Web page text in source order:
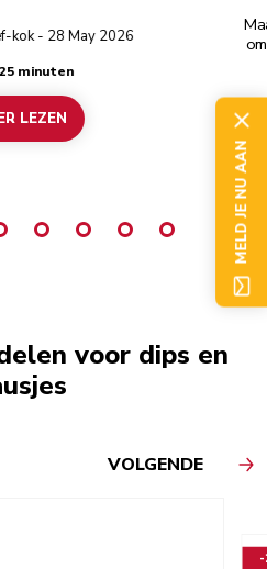
kok - 28 May 2026
25 minuten
LEZEN
voor dips en
VOLGENDE
-
MELD JE NU AAN